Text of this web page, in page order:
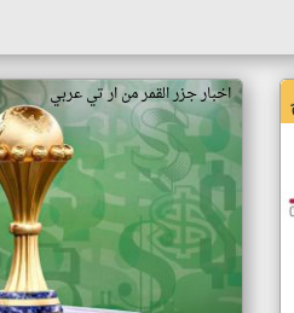
اخبار جزر القمر من ار تي عربي